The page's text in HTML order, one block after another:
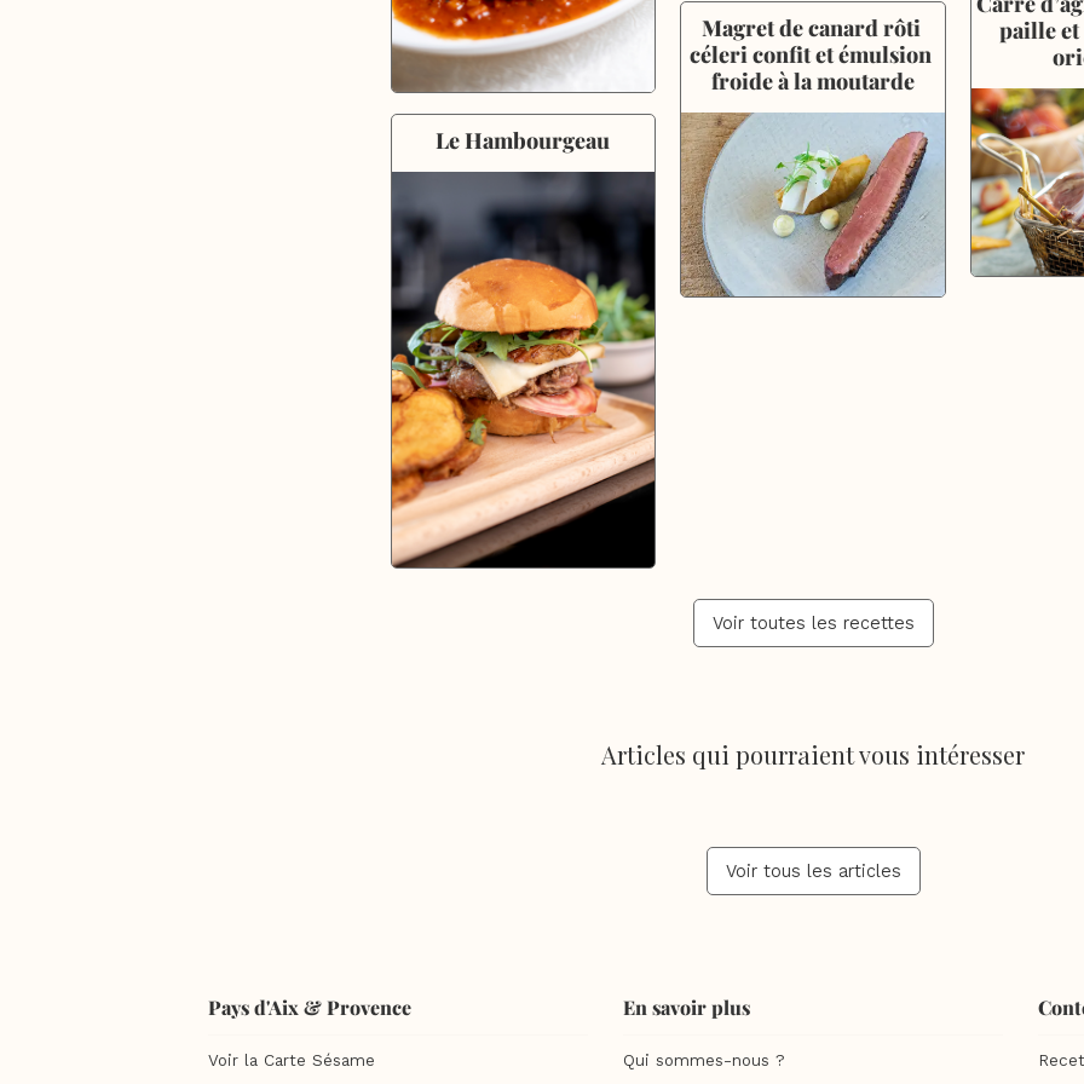
Le Hambourgeau
Magret de canard rôti
céleri confit et émulsion
froide à la moutarde
paille et
Voir toutes les recettes
Articles qui pourraient vous intéresser
Voir tous les articles
Pays d'Aix & Provence
Voir la Carte Sésame
En savoir plus
Qui sommes-nous ?